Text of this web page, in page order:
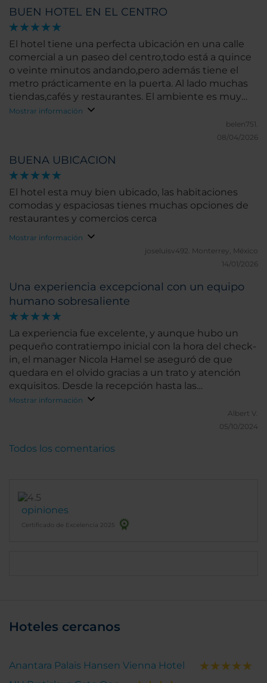
BUEN HOTEL EN EL CENTRO
El hotel tiene una perfecta ubicación en una calle
comercial a un paseo del centro,todo está a quince
o veinte minutos andando,pero además tiene el
metro prácticamente en la puerta. Al lado muchas
tiendas,cafés y restaurantes. El ambiente es muy
agradable,siendo la habitación amplia y muy
limpia.El personal es correcto y mi única pega fue
que nos dieron la habitación más tarde de lo
recepción,pero por lo demás nuestra estancia fue
perfecta y volvería sin duda.
Mostrar información
belen751.
08/04/2026
BUENA UBICACION
El hotel esta muy bien ubicado, las habitaciones
comodas y espaciosas tienes muchas opciones de
restaurantes y comercios cerca
Mostrar información
joseluisv492. Monterrey, México
14/01/2026
Una experiencia excepcional con un equipo
humano sobresaliente
La experiencia fue excelente, y aunque hubo un
pequeño contratiempo inicial con la hora del check-
in, el manager Nicola Hamel se aseguró de que
quedara en el olvido gracias a un trato y atención
exquisitos. Desde la recepción hasta las
habitaciones, y por supuesto, la calidad del equipo
humano, todo ha sido impecable. Sin duda, será un
lugar de referencia para mis próximas estancias en
Mostrar información
Albert V.
05/10/2024
opiniones
Certificado de Excelencia 2025
Todos los comentarios
Hoteles cercanos
Anantara Palais Hansen Vienna Hotel